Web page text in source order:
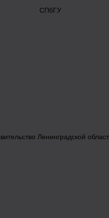
СПбГУ
Ленинградской